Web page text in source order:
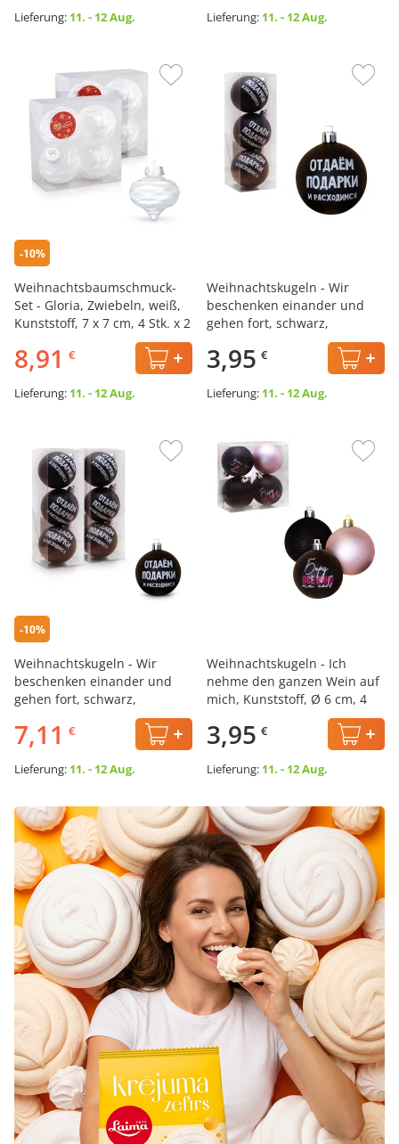
Lieferung: 11. - 12 Aug. Lieferung: 11. - 12 Aug.
-10%
Weihnachtsbaumschmuck-
Set - Gloria, Zwiebeln, weiß,
Kunststoff, 7 x 7 cm, 4 Stk. х 2
8,91 €
Lieferung: 11. - 12 Aug.
Weihnachtskugeln - Wir
beschenken einander und
gehen fort, schwarz,
Kunststoff, Ø 6 cm, 3 Stk.
3,95 €
Lieferung: 11. - 12 Aug.
-10%
Weihnachtskugeln - Wir
beschenken einander und
gehen fort, schwarz,
Kunststoff, Ø 6 cm, 3 Stk. х 2
7,11 €
Lieferung: 11. - 12 Aug.
Weihnachtskugeln - Ich
nehme den ganzen Wein auf
mich, Kunststoff, Ø 6 cm, 4
3,95 €
Lieferung: 11. - 12 Aug.